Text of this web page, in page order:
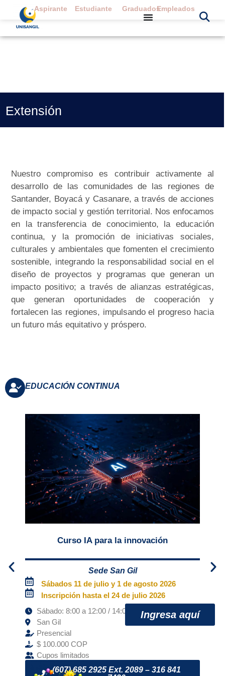
Aspirante Estudiante GraduadosEmpleados
Extensión
Nuestro compromiso es contribuir activamente al
desarrollo de las comunidades de las regiones de
Santander, Boyacá y Casanare, a través de acciones
de impacto social y gestión territorial. Nos enfocamos
en la transferencia de conocimiento, la educación
continua, y la promoción de iniciativas sociales,
culturales y ambientales que fomenten el crecimiento
sostenible, integrando la responsabilidad social en el
diseño de proyectos y programas que generan un
impacto positivo; a través de alianzas estratégicas,
que generan oportunidades de cooperación y
fortalecen las regiones, impulsando el progreso hacia
un futuro más equitativo y próspero.
EDUCACIÓN CONTINUA
Curso IA para la innovación
Sede San Gil
Sábados 11 de julio y 1 de agosto 2026
Inscripción hasta el 24 de julio 2026
Sábado: 8:00 a 12:00 / 14:00 a 18:00
San Gil
Presencial
$ 100.000 COP
Cupos limitados
(607) 685 2925 Ext. 2089 – 316 841
Ingresa aquí